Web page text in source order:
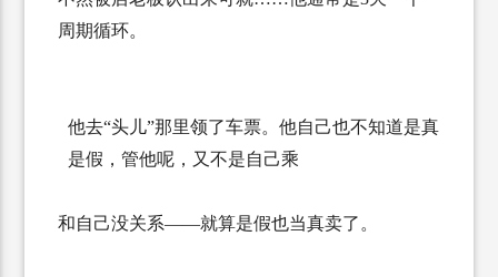
周期循环。
他去“头儿”那里领了车票。他自己也不知道是真
是假，管他呢，又不是自己乘
和自己没关系——就算是假也当真卖了。